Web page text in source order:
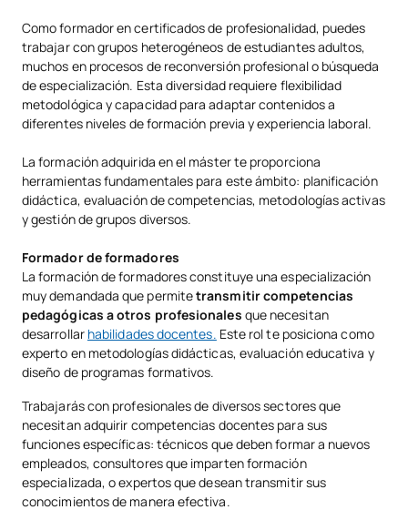
Como formador en certificados de profesionalidad, puedes
trabajar con grupos heterogéneos de estudiantes adultos,
muchos en procesos de reconversión profesional o búsqueda
de especialización. Esta diversidad requiere flexibilidad
metodológica y capacidad para adaptar contenidos a
diferentes niveles de formación previa y experiencia laboral.
La formación adquirida en el máster te proporciona
herramientas fundamentales para este ámbito: planificación
didáctica, evaluación de competencias, metodologías activas
y gestión de grupos diversos.
Formador de formadores
La formación de formadores constituye una especialización
muy demandada que permitetransmitir competencias
pedagógicas a otros profesionales que necesitan
desarrollar habilidades docentes. Este rol te posiciona como
experto en metodologías didácticas, evaluación educativa y
diseño de programas formativos.
Trabajarás con profesionales de diversos sectores que
necesitan adquirir competencias docentes para sus
funciones específicas: técnicos que deben formar a nuevos
empleados, consultores que imparten formación
especializada, o expertos que desean transmitir sus
conocimientos de manera efectiva.